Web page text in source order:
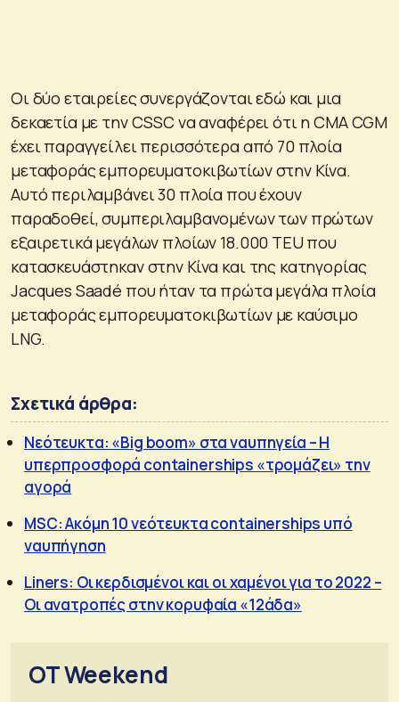
Οι δύο εταιρείες συνεργάζονται εδώ και μια
δεκαετία με την CSSC να αναφέρει ότι η CMA CGM
έχει παραγγείλει περισσότερα από 70 πλοία
μεταφοράς εμπορευματοκιβωτίων στην Κίνα.
Αυτό περιλαμβάνει 30 πλοία που έχουν
παραδοθεί, συμπεριλαμβανομένων των πρώτων
εξαιρετικά μεγάλων πλοίων 18.000 TEU που
κατασκευάστηκαν στην Κίνα και της κατηγορίας
Jacques Saadé που ήταν τα πρώτα μεγάλα πλοία
μεταφοράς εμπορευματοκιβωτίων με καύσιμο
LNG.
Σχετικά άρθρα:
Νεότευκτα: «Big boom» στα ναυπηγεία – Η
υπερπροσφορά containerships «τρομάζει» την
αγορά
MSC: Ακόμη 10 νεότευκτα containerships υπό
ναυπήγηση
Liners: Οι κερδισμένοι και οι χαμένοι για το 2022 –
Οι ανατροπές στην κορυφαία «12άδα»
OT Weekend